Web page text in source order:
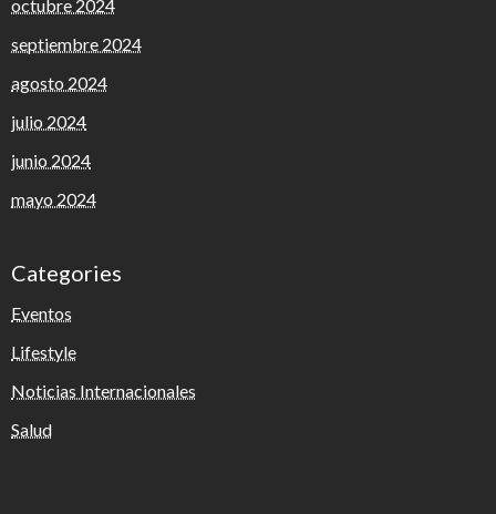
octubre 2024
septiembre 2024
agosto 2024
julio 2024
junio 2024
mayo 2024
Categories
Eventos
Lifestyle
Noticias Internacionales
Salud